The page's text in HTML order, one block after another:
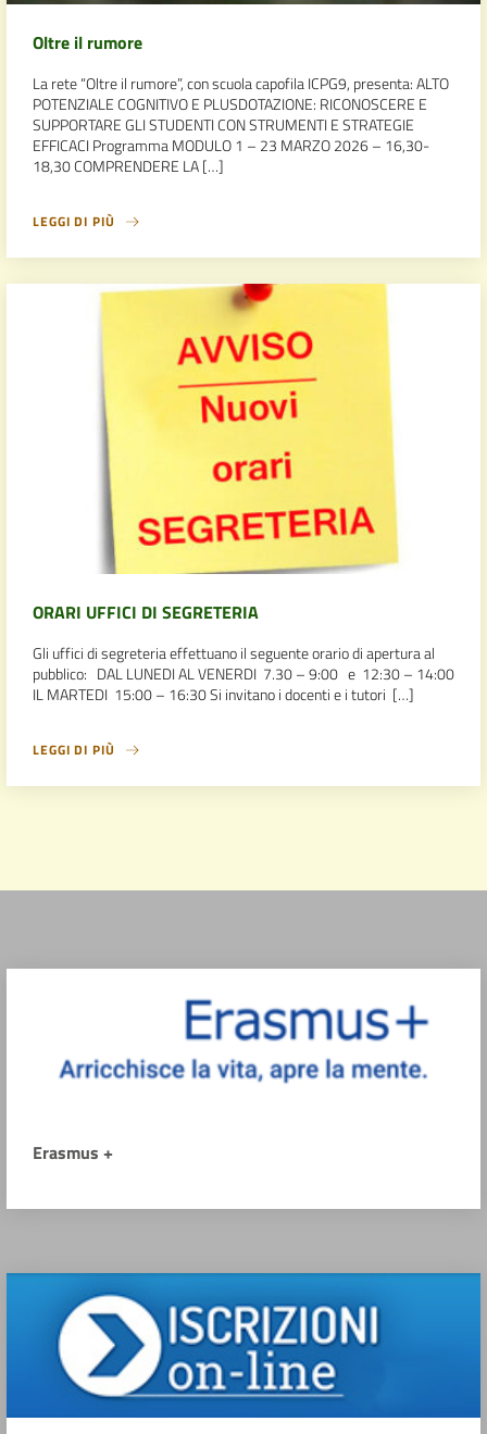
Oltre il rumore
La rete “Oltre il rumore”, con scuola capofila ICPG9, presenta: ALTO
POTENZIALE COGNITIVO E PLUSDOTAZIONE: RICONOSCERE E
SUPPORTARE GLI STUDENTI CON STRUMENTI E STRATEGIE
EFFICACI Programma MODULO 1 – 23 MARZO 2026 – 16,30-
18,30 COMPRENDERE LA […]
LEGGI DI PIÙ
ORARI UFFICI DI SEGRETERIA
Gli uffici di segreteria effettuano il seguente orario di apertura al
pubblico: DAL LUNEDI AL VENERDI 7.30 – 9:00 e 12:30 – 14:00
IL MARTEDI 15:00 – 16:30 Si invitano i docenti e i tutori […]
LEGGI DI PIÙ
Erasmus +